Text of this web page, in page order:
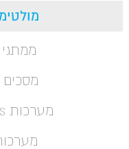
ממתגי
מסכים
מערכות Extron Electronics